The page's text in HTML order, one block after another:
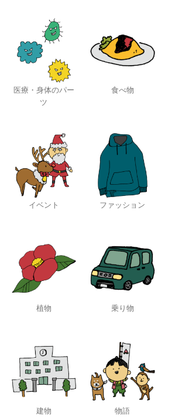
医療・身体のパー
ツ
食べ物
イベント ファッション
植物 乗り物
建物 物語